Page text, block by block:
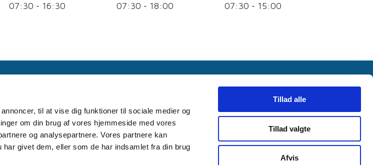
til at vise dig funktioner til sociale medier og
om din brug af vores hjemmeside med vores
og analysepartnere. Vores partnere kan
givet dem, eller som de har indsamlet fra din brug
Tillad alle
Tillad valgte
Afvis
07:30 - 16:30 07:30 - 18:00 07:30 - 15:00
Bestil tid online
BEHANDLINGER AKUT TID TANDLÆGESKRÆK PRISER KONTAKT